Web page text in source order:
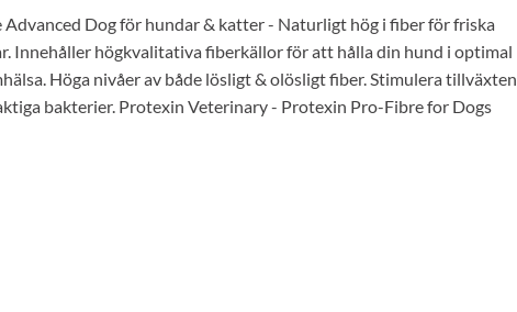
Advanced Dog för hundar & katter - Naturligt hög i fiber för friska
Innehåller högkvalitativa fiberkällor för att hålla din hund i optimal
Höga nivåer av både lösligt & olösligt fiber. Stimulera tillväxten
bakterier. Protexin Veterinary - Protexin Pro-Fibre for Dogs